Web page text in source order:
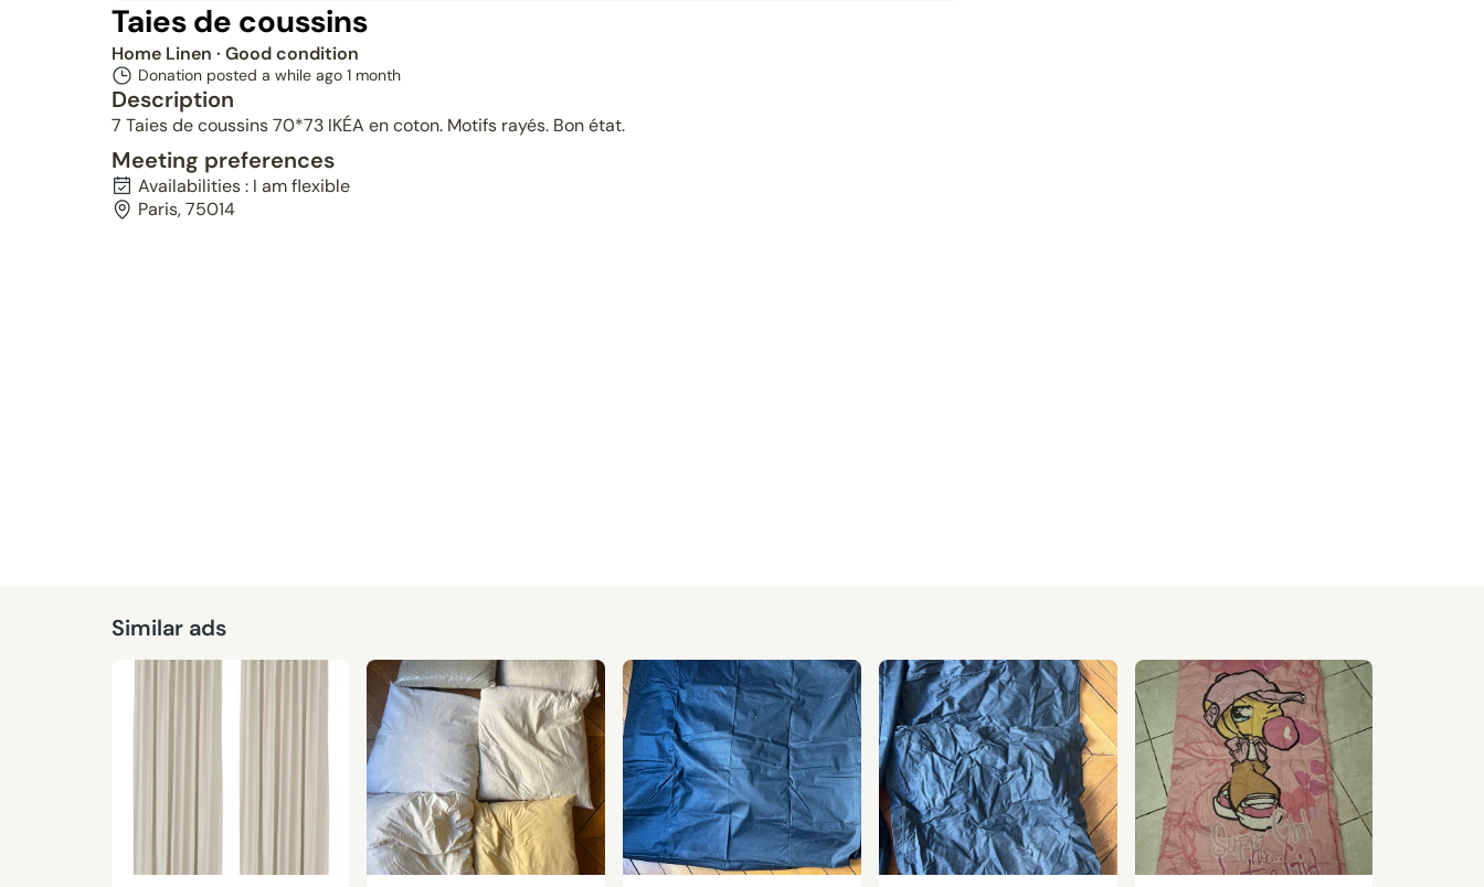
Taies de coussins
Home Linen · Good condition
Donation posted a while ago 1 month
Description
7 Taies de coussins 70*73 IKÉA en coton. Motifs rayés. Bon état.
Meeting preferences
Availabilities : I am flexible
Paris, 75014
Similar ads